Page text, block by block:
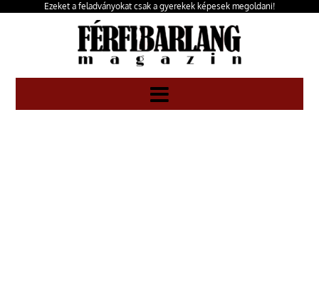
Ezeket a feladványokat csak a gyerekek képesek megoldani!